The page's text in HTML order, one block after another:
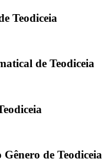
Teodiceia
de Teodiceia
Gênero de Teodiceia